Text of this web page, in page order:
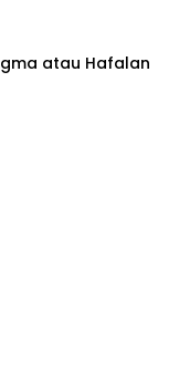
atau Hafalan